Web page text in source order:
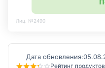
Лиц. №2490
Дата обновления:
Рейтинг